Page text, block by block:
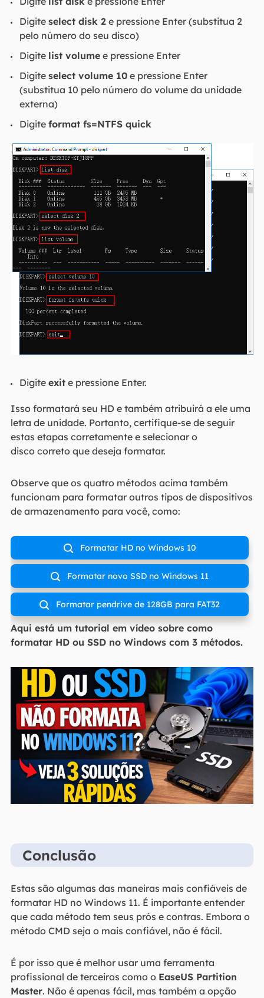
Digite select disk 2e pressione Enter (substitua 2
pelo número do seu disco)
Digite list volumee pressione Enter
Digite select volume 10e pressione Enter
(substitua 10 pelo número do volume da unidade
externa)
Digite format fs=NTFS quick
Digite exite pressione Enter.
Isso formatará seu HD e também atribuirá a ele uma
letra de unidade. Portanto, certifique-se de seguir
estas etapas corretamente e selecionar o
disco correto que deseja formatar.
Observe que os quatro métodos acima também
funcionam para formatar outros tipos de dispositivos
de armazenamento para você, como:
 Formatar HD no Windows 10
 Formatar novo SSD no Windows 11
 Formatar pendrive de 128GB para FAT32
Aqui está um tutorial em vídeo sobre como
formatar HD ou SSD no Windows com 3 métodos.
Conclusão
Estas são algumas das maneiras mais confiáveis de
formatar HD no Windows 11. É importante entender
que cada método tem seus prós e contras. Embora o
método CMD seja o mais confiável, não é fácil.
É por isso que é melhor usar uma ferramenta
profissional de terceiros como o EaseUS Partition
Master. Não é apenas fácil, mas também a opção